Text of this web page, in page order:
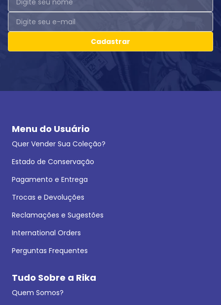
Cadastrar
Menu do Usuário
Quer Vender Sua Coleção?
Estado de Conservação
Pagamento e Entrega
Trocas e Devoluções
Reclamações e Sugestões
International Orders
Perguntas Frequentes
Tudo Sobre a Rika
Quem Somos?